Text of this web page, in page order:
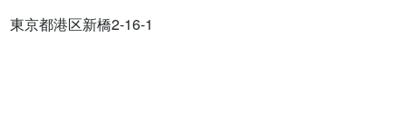
東京都港区新橋2-16-1